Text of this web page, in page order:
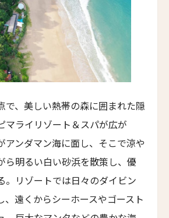
ート
ディ・ムルトリ
・リゾート・アンド・スパ
ズ・セイシェル
ルズバーグ
Healdsburg
アマントラ
で、美しい熱帯の森に囲まれた隠
マライリゾート＆スパが広が
アンダマン海に面し、そこで涼や
ら明るい白い砂浜を散策し、優
。リゾートでは日々のダイビン
、遠くからシーホースやゴースト